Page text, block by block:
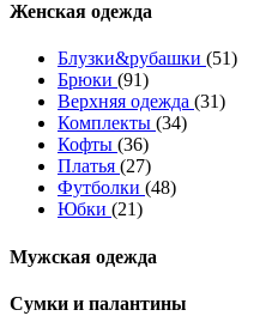
Женская одежда
Блузки&рубашки (51)
Брюки (91)
Верхняя одежда (31)
Комплекты (34)
Кофты (36)
Платья (27)
Футболки (48)
Юбки (21)
Мужская одежда
Сумки и палантины